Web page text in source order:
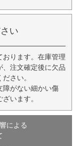
い
ります。在庫管理
、注文確定後に欠品
さい。
障がない細かい傷
います。
による